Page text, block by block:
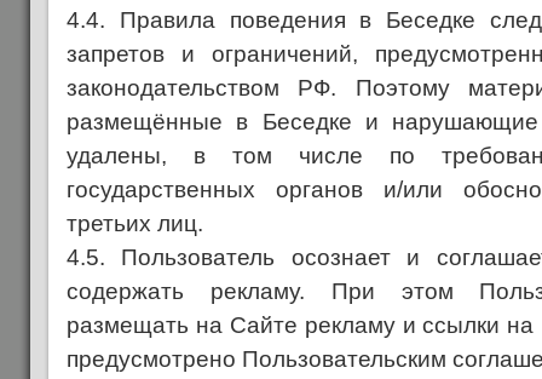
4.4. Правила поведения в Беседке
запретов и ограничений,
законодательством РФ. Поэтому
размещённые в Беседке и нарушающие
удалены, в том числе по
государственных органов и/или
третьих лиц.
4.5. Пользователь осознает и
содержать рекламу. При этом
размещать на Сайте рекламу и ссылки на
предусмотрено Пользовательским